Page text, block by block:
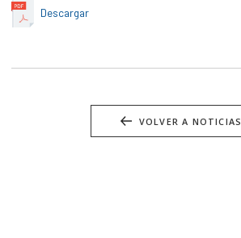
Descargar
VOLVER A NOTICIAS